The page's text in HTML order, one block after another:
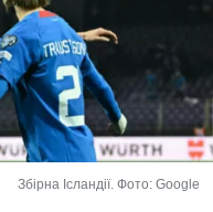
Збірна Ісландії. Фото: Google